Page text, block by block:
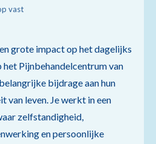
vast
grote impact op het dagelijks
het Pijnbehandelcentrum van
bijdrage aan hun
van leven. Je werkt in een
zelfstandigheid,
en persoonlijke